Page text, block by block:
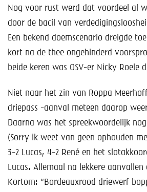
Nog voor rust werd dat voordeel al
door de bacil van
Een bekend doemscenario dreigde
kort na de thee ongehinderd
beide keren was OSV-er Nicky Roele
Niet naar het zin van Roppa
driepass -aanval meteen daarop
Daarna was het spreekwoordelijk
(Sorry ik weet van geen ophouden
3-2 Lucas, 4-2 René en het
Lucas. Allemaal na lekkere
Kortom: “Bordeauxrood driewerf